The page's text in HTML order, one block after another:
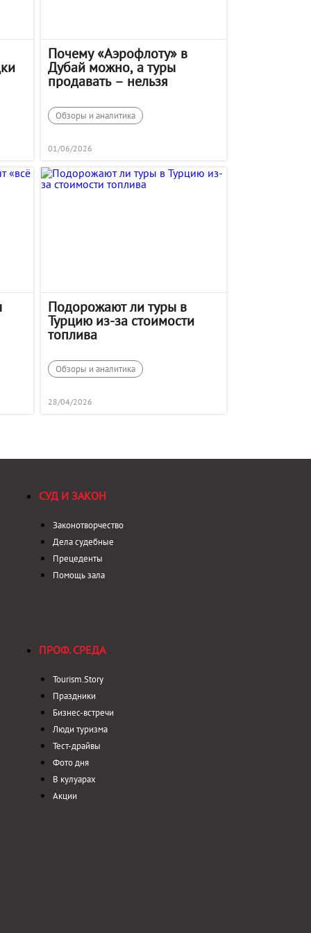
Почему «Аэрофлоту» в
Дубай можно, а туры
продавать – нельзя
Обзоры и аналитика
01/06/2026
Подорожают ли туры в
Турцию из-за стоимости
топлива
Обзоры и аналитика
28/04/2026
СУД И ЗАКОН
Законотворчество
Дела судебные
Прецеденты
Помощь зала
ПРОФ. СРЕДА
Tourism.Story
Праздники
Бизнес-встречи
Люди туризма
Тест-драйвы
Фото дня
В кулуарах
Акции